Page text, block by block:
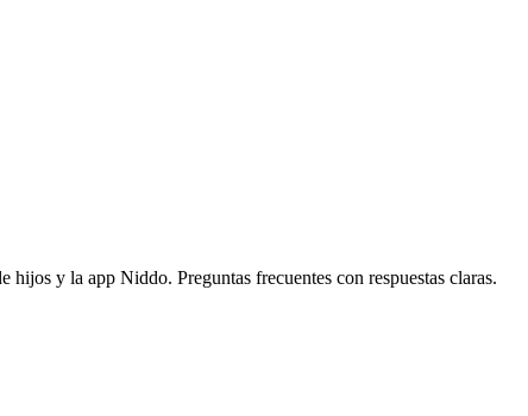
hijos y la app Niddo. Preguntas frecuentes con respuestas claras.